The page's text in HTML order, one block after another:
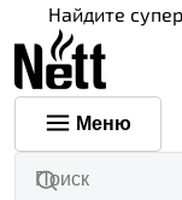
Найдите
Меню